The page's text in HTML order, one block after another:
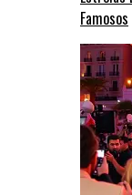
Famosos